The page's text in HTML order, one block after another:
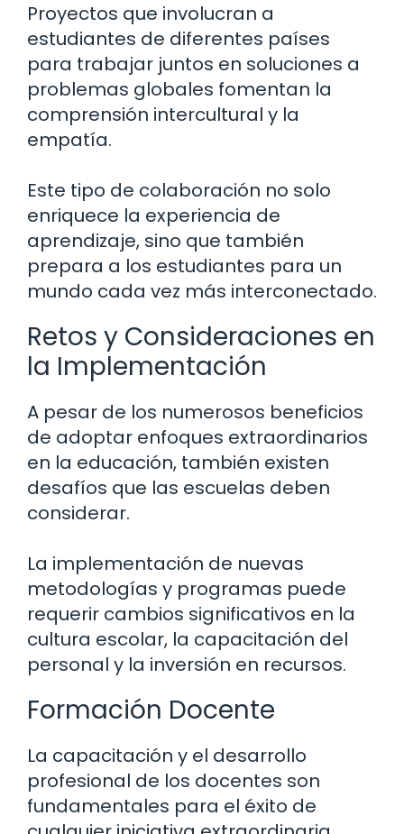
Proyectos que involucran a
estudiantes de diferentes países
para trabajar juntos en soluciones a
problemas globales fomentan la
comprensión intercultural y la
empatía.
Este tipo de colaboración no solo
enriquece la experiencia de
aprendizaje, sino que también
prepara a los estudiantes para un
mundo cada vez más interconectado.
Retos y Consideraciones en
la Implementación
A pesar de los numerosos beneficios
de adoptar enfoques extraordinarios
en la educación, también existen
desafíos que las escuelas deben
considerar.
La implementación de nuevas
metodologías y programas puede
requerir cambios significativos en la
cultura escolar, la capacitación del
personal y la inversión en recursos.
Formación Docente
La capacitación y el desarrollo
profesional de los docentes son
fundamentales para el éxito de